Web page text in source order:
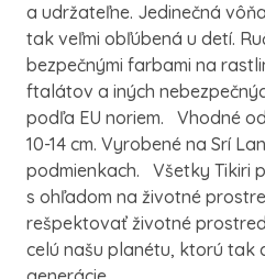
a udržateľne. Jedinečná
tak veľmi obľúbená u detí.
bezpečnými farbami na
ftalátov a iných
podľa EU noriem. Vhodné
10-14 cm. Vyrobené na Srí
podmienkach. Všetky Tikiri
s ohľadom na životné
rešpektovať životné
celú našu planétu, ktorú tak